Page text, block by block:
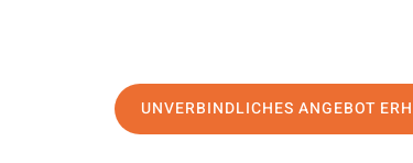
UNVERBINDLICHES ANGEBOT